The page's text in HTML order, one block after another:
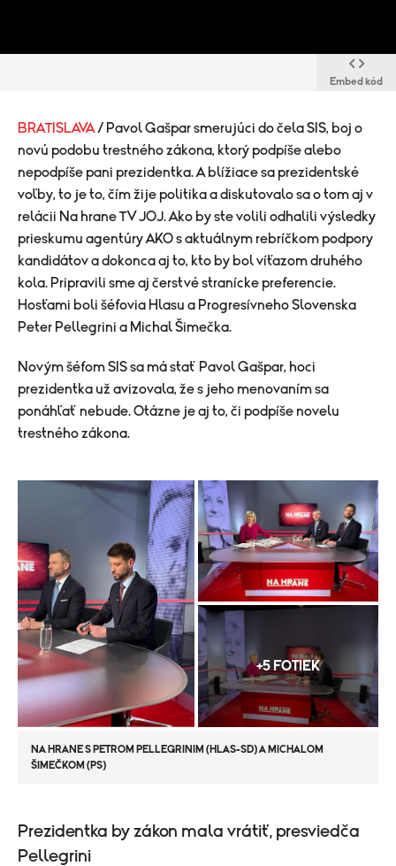
Embed kód
BRATISLAVA / Pavol Gašpar smerujúci do čela SIS, boj o
novú podobu trestného zákona, ktorý podpíše alebo
nepodpíše pani prezidentka. A blížiace sa prezidentské
voľby, to je to, čím žije politika a diskutovalo sa o tom aj v
relácii Na hrane TV JOJ. Ako by ste volili odhalili výsledky
prieskumu agentúry AKO s aktuálnym rebríčkom podpory
kandidátov a dokonca aj to, kto by bol víťazom druhého
kola. Pripravili sme aj čerstvé stranícke preferencie.
Hosťami boli šéfovia Hlasu a Progresívneho Slovenska
Peter Pellegrini a Michal Šimečka.
Novým šéfom SIS sa má stať Pavol Gašpar, hoci
prezidentka už avizovala, že s jeho menovaním sa
ponáhľať nebude. Otázne je aj to, či podpíše novelu
trestného zákona.
+5 FOTIEK
NA HRANE S PETROM PELLEGRINIM (HLAS-SD) A MICHALOM
ŠIMEČKOM (PS)
Prezidentka by zákon mala vrátiť, presviedča
Pellegrini